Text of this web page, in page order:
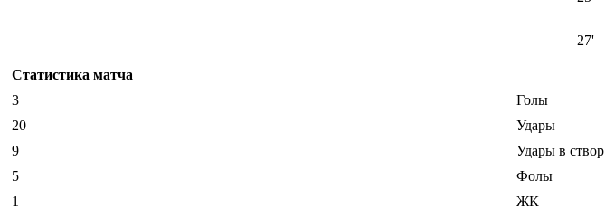
27'
Статистика матча
3
Голы
20
Удары
9
Удары в створ
5
Фолы
1
ЖК